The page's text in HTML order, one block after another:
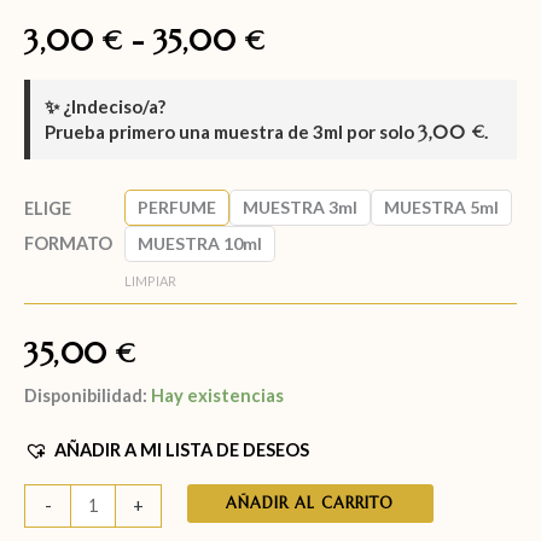
3,00 € - 35,00 €
✨¿Indeciso/a?
Prueba primero una muestra de 3ml por solo3,00 €.
ELIGE
FORMATO
PERFUME MUESTRA 3ml
MUESTRA 5ml
MUESTRA 10ml
LIMPIAR
35,00 €
Disponibilidad: Hay existencias
AÑADIR A MI LISTA DE DESEOS
- + AÑADIR AL CARRITO